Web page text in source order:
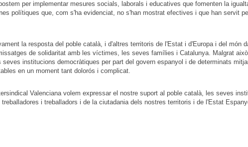
per implementar mesures socials, laborals i educatives que fomenten la
polítiques que, com s'ha evidenciat, no s'han mostrat efectives i que han servit
la resposta del poble català, i d'altres territoris de l'Estat i d'Europa i del món
de solidaritat amb les víctimes, les seves famílies i Catalunya. Malgrat
institucions democràtiques per part del govern espanyol i de determinats
en un moment tant dolorós i complicat.
Valenciana volem expressar el nostre suport al poble català, les seves
i treballadors i de la ciutadania dels nostres territoris i de l'Estat